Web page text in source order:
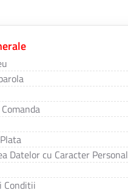
Datelor cu Caracter Personal
Conditii